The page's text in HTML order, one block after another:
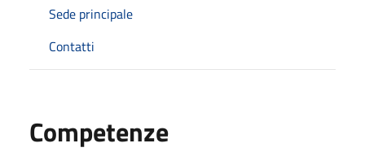
Sede principale
Contatti
Competenze